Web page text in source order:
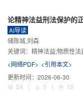
论精神法益刑法保护的
AI导读
储陈城,刘森
关键词： 精神法益;物质性
<网络PDF> <引用本文>
更新时间： 2026-06-30
24
| 0 | 10